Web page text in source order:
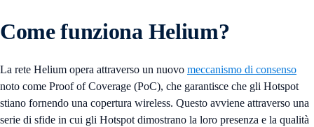
Come funziona Helium?
La rete Helium opera attraverso un nuovo meccanismo di consenso
noto come Proof of Coverage (PoC), che garantisce che gli Hotspot
stiano fornendo una copertura wireless. Questo avviene attraverso una
serie di sfide in cui gli Hotspot dimostrano la loro presenza e la qualità